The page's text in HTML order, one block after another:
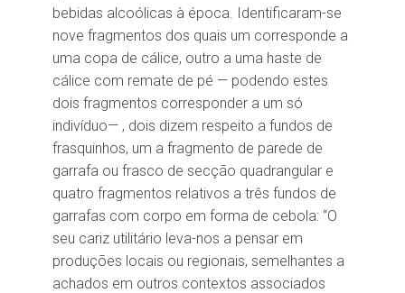
bebidas alcoólicas à época. Identificaram-se
nove fragmentos dos quais um corresponde a
uma copa de cálice, outro a uma haste de
cálice com remate de pé — podendo estes
dois fragmentos corresponder a um só
indivíduo— , dois dizem respeito a fundos de
frasquinhos, um a fragmento de parede de
garrafa ou frasco de secção quadrangular e
quatro fragmentos relativos a três fundos de
garrafas com corpo em forma de cebola: “O
seu cariz utilitário leva-nos a pensar em
produções locais ou regionais, semelhantes a
achados em outros contextos associados